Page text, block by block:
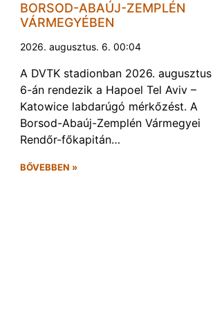
BORSOD-ABAÚJ-ZEMPLÉN
VÁRMEGYÉBEN
2026. augusztus. 6. 00:04
A DVTK stadionban 2026. augusztus
6-án rendezik a Hapoel Tel Aviv –
Katowice labdarúgó mérkőzést. A
Borsod-Abaúj-Zemplén Vármegyei
Rendőr-főkapitán…
BŐVEBBEN »